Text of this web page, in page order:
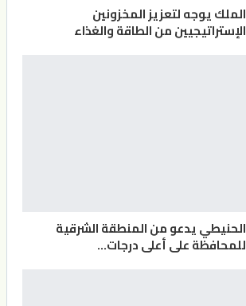
الملك يوجه لتعزيز المخزونين
الإستراتيجيين من الطاقة والغذاء
الحنيطي يدعو من المنطقة الشرقية
للمحافظة على أعلى درجات…